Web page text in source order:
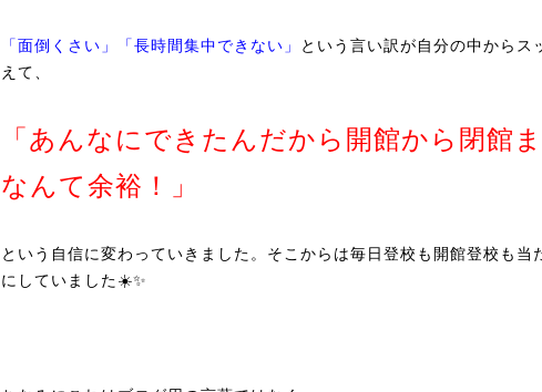
「面倒くさい」「長時間集中できない」
という言い訳が自分の中からス
えて、
「あんなにできたんだから開館から閉館
なんて余裕！」
という自信に変わっていきました。そこからは毎日登校も開館登校も当
にしていました☀️✨